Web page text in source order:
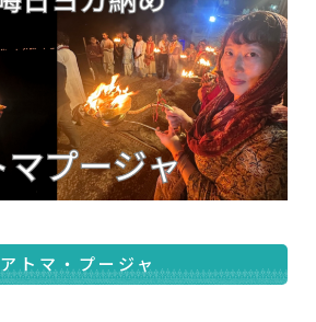
アトマ・プージャ